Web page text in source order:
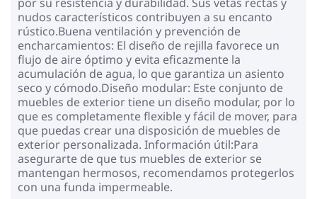
nudos característicos contribuyen a su encanto
rústico.Buena ventilación y prevención de
encharcamientos: El diseño de rejilla favorece un
flujo de aire óptimo y evita eficazmente la
acumulación de agua, lo que garantiza un asiento
seco y cómodo.Diseño modular: Este conjunto de
muebles de exterior tiene un diseño modular, por lo
que es completamente flexible y fácil de mover, para
que puedas crear una disposición de muebles de
exterior personalizada. Información útil:Para
asegurarte de que tus muebles de exterior se
mantengan hermosos, recomendamos protegerlos
con una funda impermeable.